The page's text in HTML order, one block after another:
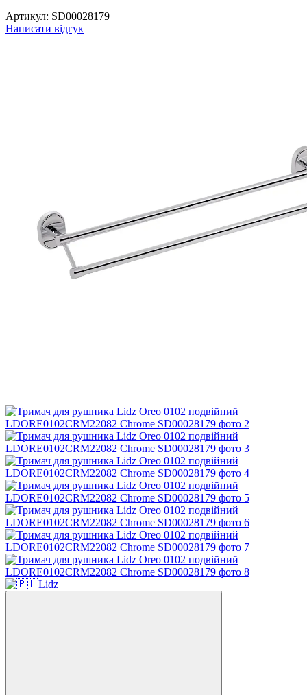
Артикул: SD00028179
Написати відгук